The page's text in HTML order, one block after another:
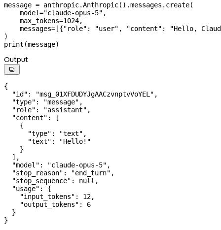
message = anthropic.Anthropic().messages.create(
    model
="claude-opus-5" ,
    max_tokens
=1024,
    messages
= [{"role" : "user" , "content" :
"Hello,
)
print (message)
Output

{
  "id"
: "msg_01XFDUDYJgAACzvnptvVoYEL" ,
  "type"
: "message" ,
  "role"
: "assistant" ,
  "content"
: [
    {
      "type"
: "text" ,
      "text"
:
"Hello!"
    }
  ],
  "model"
: "claude-opus-5" ,
  "stop_reason"
: "end_turn" ,
  "stop_sequence"
: null ,
  "usage"
: {
    "input_tokens"
: 12,
    "output_tokens"
: 6
  }
}